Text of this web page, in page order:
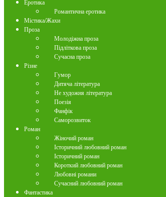
Еротика
Романтична еротика
Містика/Жахи
Проза
Молодіжна проза
Підліткова проза
Сучасна проза
Різне
Гумор
Дитяча література
Не художня література
Поезія
Фанфік
Саморозвиток
Роман
Жіночий роман
Історичний любовний роман
Історичний роман
Короткий любовний роман
Любовні романи
Сучасний любовний роман
Фантастика